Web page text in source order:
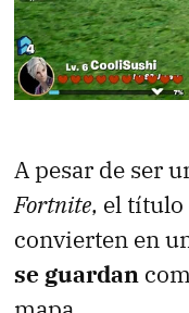
A pesar de ser
Fortnite, el título
convierten en
se guardan